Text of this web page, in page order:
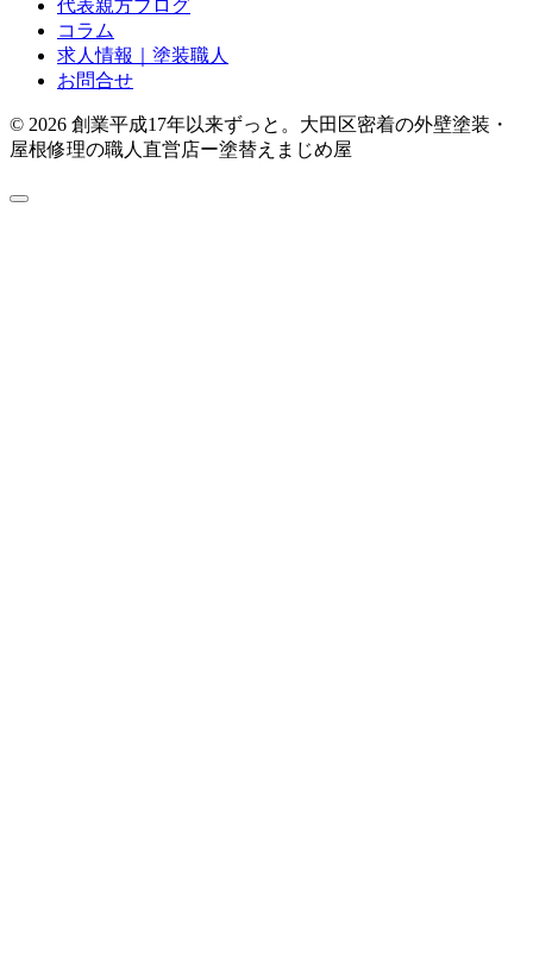
代表親方ブログ
コラム
求人情報｜塗装職人
お問合せ
© 2026 創業平成17年以来ずっと。大田区密着の外壁塗装・
屋根修理の職人直営店ー塗替えまじめ屋